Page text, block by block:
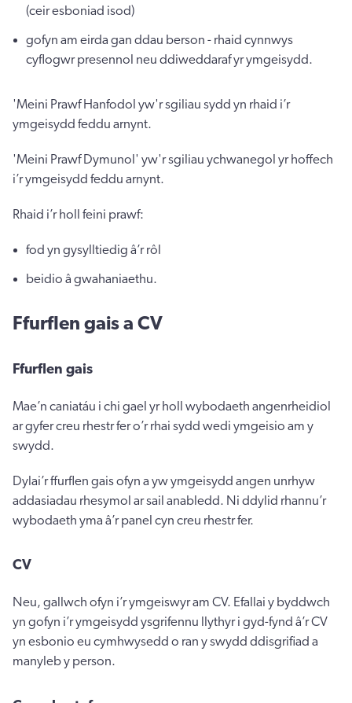
(ceir esboniad isod)
gofyn am eirda gan ddau berson - rhaid cynnwys
cyflogwr presennol neu ddiweddaraf yr ymgeisydd.
'Meini Prawf Hanfodol yw'r sgiliau sydd yn rhaid i’r
ymgeisydd feddu arnynt.
'Meini Prawf Dymunol' yw'r sgiliau ychwanegol yr hoffech
i’r ymgeisydd feddu arnynt.
Rhaid i’r holl feini prawf:
fod yn gysylltiedig â’r rôl
beidio â gwahaniaethu.
Ffurflen gais a CV
Ffurflen gais
Mae’n caniatáu i chi gael yr holl wybodaeth angenrheidiol
ar gyfer creu rhestr fer o’r rhai sydd wedi ymgeisio am y
swydd.
Dylai’r ffurflen gais ofyn a yw ymgeisydd angen unrhyw
addasiadau rhesymol ar sail anabledd. Ni ddylid rhannu’r
wybodaeth yma â’r panel cyn creu rhestr fer.
CV
Neu, gallwch ofyn i’r ymgeiswyr am CV. Efallai y byddwch
yn gofyn i’r ymgeisydd ysgrifennu llythyr i gyd-fynd â’r CV
yn esbonio eu cymhwysedd o ran y swydd ddisgrifiad a
manyleb y person.